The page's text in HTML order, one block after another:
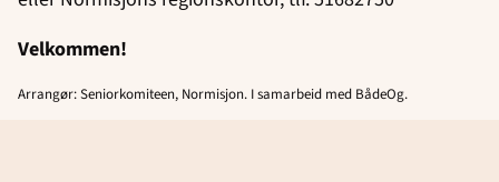
Velkommen!
Arrangør: Seniorkomiteen, Normisjon. I samarbeid med BådeOg.